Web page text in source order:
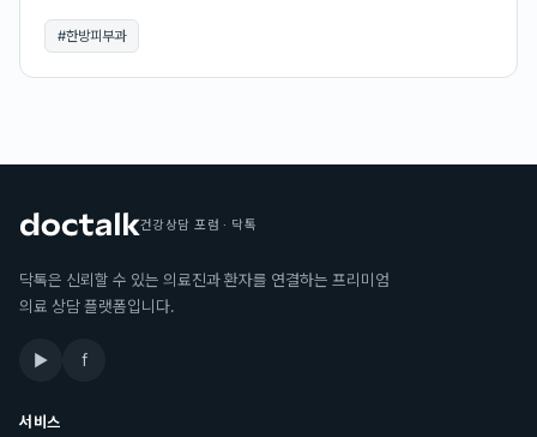
#한방피부과
건강상담 포럼 · 닥톡
닥톡은 신뢰할 수 있는 의료진과 환자를 연결하는 프리미엄
의료 상담 플랫폼입니다.
▶ f
서비스